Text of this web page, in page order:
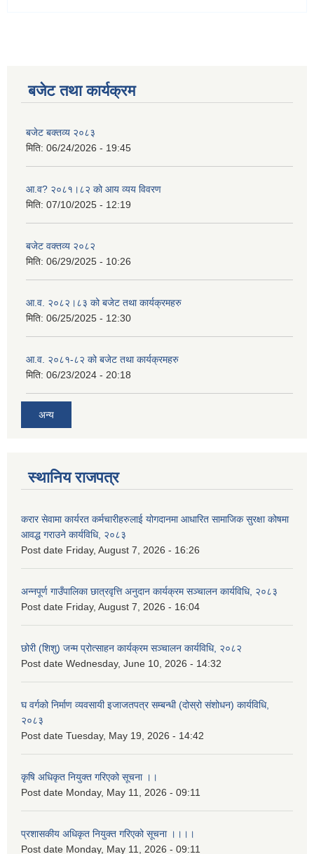
बजेट तथा कार्यक्रम
बजेट बक्तव्य २०८३
मिति: 06/24/2026 - 19:45
आ.व? २०८१।८२ को आय व्यय विवरण
मिति: 07/10/2025 - 12:19
बजेट वक्तव्य २०८२
मिति: 06/29/2025 - 10:26
आ.व. २०८२।८३ को बजेट तथा कार्यक्रमहरु
मिति: 06/25/2025 - 12:30
आ.व. २०८१-८२ को बजेट तथा कार्यक्रमहरु
मिति: 06/23/2024 - 20:18
अन्य
स्थानिय राजपत्र
करार सेवामा कार्यरत कर्मचारीहरुलाई योगदानमा आधारित सामाजिक सुरक्षा कोषमा
आवद्ध गराउने कार्यविधि, २०८३
Post date Friday, August 7, 2026 - 16:26
अन्नपूर्ण गाउँपालिका छात्रवृत्ति अनुदान कार्यक्रम सञ्चालन कार्यविधि, २०८३
Post date Friday, August 7, 2026 - 16:04
छोरी (शिशु) जन्म प्रोत्साहन कार्यक्रम सञ्चालन कार्यविधि, २०८२
Post date Wednesday, June 10, 2026 - 14:32
घ वर्गको निर्माण व्यवसायी इजाजतपत्र सम्बन्धी (दोस्रो संशोधन) कार्यविधि,
२०८३
Post date Tuesday, May 19, 2026 - 14:42
कृषि अधिकृत नियुक्त गरिएको सूचना ।।
Post date Monday, May 11, 2026 - 09:11
प्रशासकीय अधिकृत नियुक्त गरिएको सूचना ।।।।
Post date Monday, May 11, 2026 - 09:11